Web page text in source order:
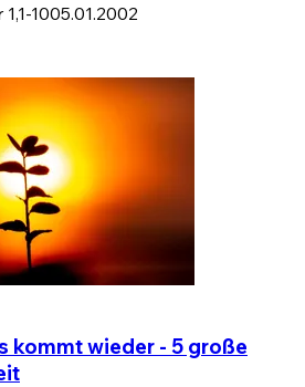
1005.01.2002
kommt wieder - 5 große